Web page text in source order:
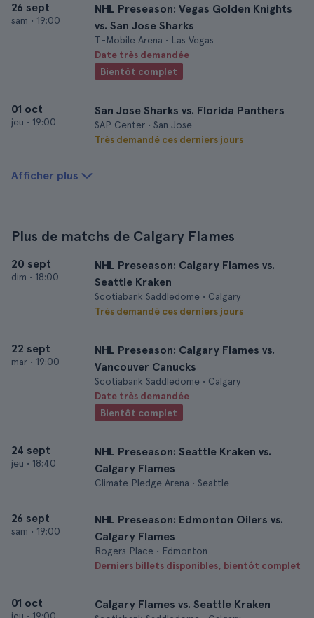
26 sept
sam • 19:00
NHL Preseason: Vegas Golden Knights
vs. San Jose Sharks
T-Mobile Arena • Las Vegas
Date très demandée
Bientôt complet
01 oct
jeu • 19:00
San Jose Sharks vs. Florida Panthers
SAP Center • San Jose
Très demandé ces derniers jours
Afficher plus
Plus de matchs de Calgary Flames
20 sept
dim • 18:00
NHL Preseason: Calgary Flames vs.
Seattle Kraken
Scotiabank Saddledome • Calgary
Très demandé ces derniers jours
22 sept
mar • 19:00
NHL Preseason: Calgary Flames vs.
Vancouver Canucks
Scotiabank Saddledome • Calgary
Date très demandée
Bientôt complet
24 sept
jeu • 18:40
NHL Preseason: Seattle Kraken vs.
Calgary Flames
Climate Pledge Arena • Seattle
26 sept
sam • 19:00
NHL Preseason: Edmonton Oilers vs.
Calgary Flames
Rogers Place • Edmonton
Derniers billets disponibles, bientôt complet
01 oct Calgary Flames vs. Seattle Kraken